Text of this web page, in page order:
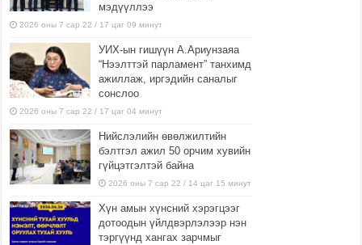
мэдүүллээ
2026 оны 7 сар 22 / 17 цаг 09 минут
УИХ-ын гишүүн А.Ариунзаяа
“Нээлттэй парламент” танхимд
ажиллаж, иргэдийн саналыг
сонслоо
2026 оны 7 сар 22 / 17 цаг 04 минут
Нийслэлийн өвөлжилтийн
бэлтгэл ажил 50 орчим хувийн
гүйцэтгэлтэй байна
2026 оны 7 сар 22 / 14 цаг 15 минут
Хүн амын хүнсний хэрэгцээг
дотоодын үйлдвэрлэлээр нэн
тэргүүнд хангах зарчмыг